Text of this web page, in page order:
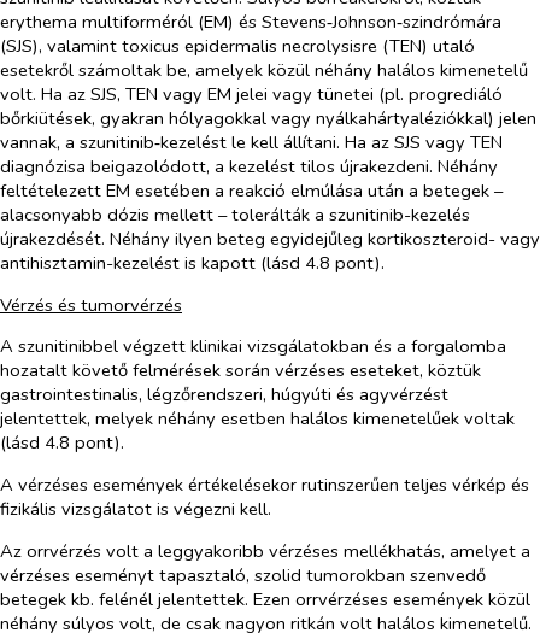
erythema multiforméról (EM) és Stevens‑Johnson‑szindrómára
(SJS), valamint toxicus epidermalis necrolysisre (TEN) utaló
esetekről számoltak be, amelyek közül néhány halálos kimenetelű
volt. Ha az SJS, TEN vagy EM jelei vagy tünetei (pl. progrediáló
bőrkiütések, gyakran hólyagokkal vagy nyálkahártyaléziókkal) jelen
vannak, a szunitinib‑kezelést le kell állítani. Ha az SJS vagy TEN
diagnózisa beigazolódott, a kezelést tilos újrakezdeni. Néhány
feltételezett EM esetében a reakció elmúlása után a betegek –
alacsonyabb dózis mellett – tolerálták a szunitinib-kezelés
újrakezdését. Néhány ilyen beteg egyidejűleg kortikoszteroid- vagy
antihisztamin-kezelést is kapott (lásd 4.8 pont).
Vérzés és tumorvérzés
A szunitinibbel végzett klinikai vizsgálatokban és a forgalomba
hozatalt követő felmérések során vérzéses eseteket, köztük
gastrointestinalis, légzőrendszeri, húgyúti és agyvérzést
jelentettek, melyek néhány esetben halálos kimenetelűek voltak
(lásd 4.8 pont).
A vérzéses események értékelésekor rutinszerűen teljes vérkép és
fizikális vizsgálatot is végezni kell.
Az orrvérzés volt a leggyakoribb vérzéses mellékhatás, amelyet a
vérzéses eseményt tapasztaló, szolid tumorokban szenvedő
betegek kb. felénél jelentettek. Ezen orrvérzéses események közül
néhány súlyos volt, de csak nagyon ritkán volt halálos kimenetelű.